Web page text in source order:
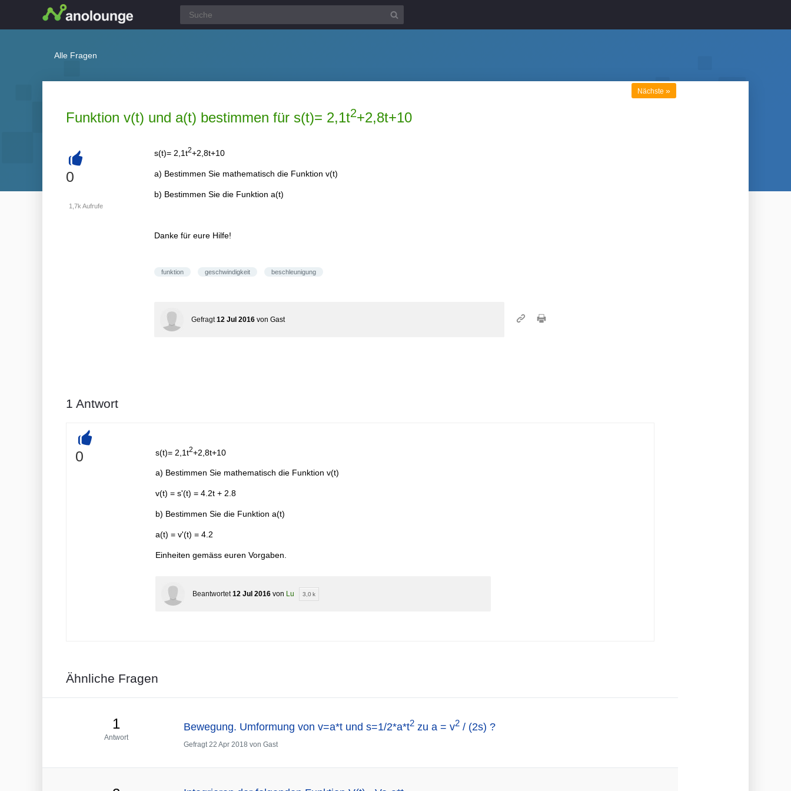
Alle Fragen
Funktion v(t) und a(t) bestimmen für s(t)= 2,1t2+2,8t+10
Nächste »
+
0
1,7k Aufrufe
s(t)= 2,1t2+2,8t+10
a) Bestimmen Sie mathematisch die Funktion v(t)
b) Bestimmen Sie die Funktion a(t)
Danke für eure Hilfe!
funktion geschwindigkeit beschleunigung
Gefragt 12 Jul 2016 von Gast
1 Antwort
+
0 s(t)= 2,1t2+2,8t+10
a) Bestimmen Sie mathematisch die Funktion v(t)
v(t) = s'(t) = 4.2t + 2.8
b) Bestimmen Sie die Funktion a(t)
a(t) = v'(t) = 4.2
Einheiten gemäss euren Vorgaben.
Beantwortet 12 Jul 2016 von Lu 3,0 k
Ähnliche Fragen
1
Antwort
Bewegung. Umformung von v=a*t und s=1/2*a*t2 zu a = v2 / (2s) ?
Gefragt 22 Apr 2018 von Gast